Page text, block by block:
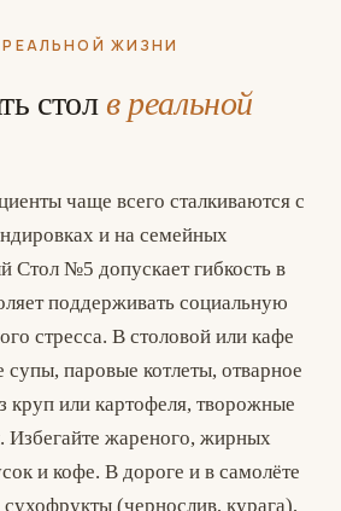
РЕАЛЬНОЙ ЖИЗНИ
столв реальной
чаще всего сталкиваются с
и на семейных
Стол №5 допускает гибкость в
поддерживать социальную
стресса. В столовой или кафе
паровые котлеты, отварное
круп или картофеля, творожные
Избегайте жареного, жирных
и кофе. В дороге и в самолёте
сухофрукты (чернослив, курага),